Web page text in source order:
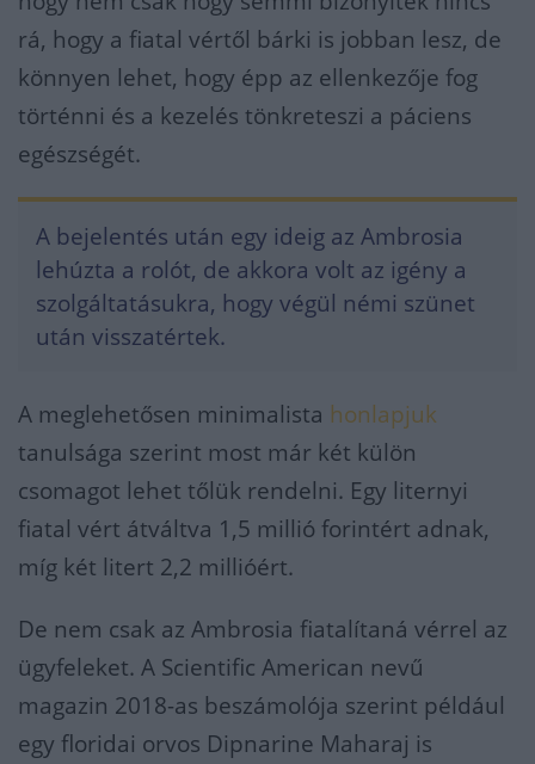
rá, hogy a fiatal vértől bárki is jobban lesz, de
könnyen lehet, hogy épp az ellenkezője fog
történni és a kezelés tönkreteszi a páciens
egészségét.
A bejelentés után egy ideig az Ambrosia
lehúzta a rolót, de akkora volt az igény a
szolgáltatásukra, hogy végül némi szünet
után visszatértek.
A meglehetősen minimalista honlapjuk
tanulsága szerint most már két külön
csomagot lehet tőlük rendelni. Egy liternyi
fiatal vért átváltva 1,5 millió forintért adnak,
míg két litert 2,2 millióért.
De nem csak az Ambrosia fiatalítaná vérrel az
ügyfeleket. A Scientific American nevű
magazin 2018-as beszámolója szerint például
egy floridai orvos Dipnarine Maharaj is